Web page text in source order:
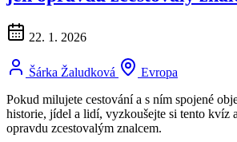
22. 1. 2026
Šárka Žaludková
Evropa
Pokud milujete cestování a s ním spojené
historie, jídel a lidí, vyzkoušejte si tento kvíz
opravdu zcestovalým znalcem.